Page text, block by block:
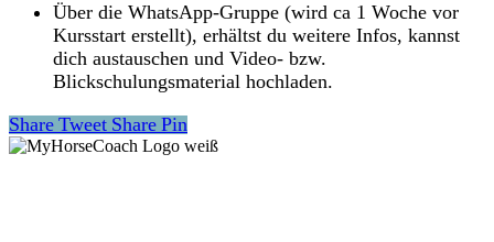
Über die WhatsApp-Gruppe (wird ca 1 Woche vor
Kursstart erstellt), erhältst du weitere Infos, kannst
dich austauschen und Video- bzw.
Blickschulungsmaterial hochladen.
Share Tweet Share Pin